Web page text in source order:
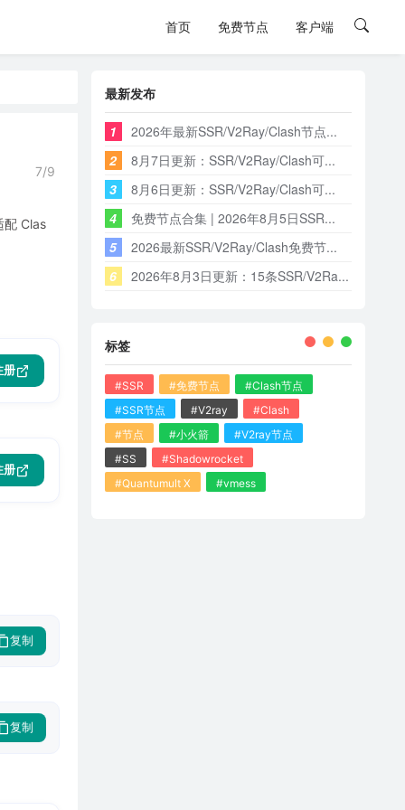
首页 免费节点 客户端
7/9
配 Clas
册
册
复制
复制
最新发布
1
2026年最新SSR/V2Ray/Clash节点...
2
8月7日更新：SSR/V2Ray/Clash可...
3
8月6日更新：SSR/V2Ray/Clash可...
4
免费节点合集 | 2026年8月5日SSR...
5
2026最新SSR/V2Ray/Clash免费节...
6
2026年8月3日更新：15条SSR/V2Ra...
标签
#SSR #免费节点
#Clash节点
#SSR节点
#V2ray
#Clash
#节点
#小火箭
#V2ray节点
#SS
#Shadowrocket
#Quantumult X
#vmess